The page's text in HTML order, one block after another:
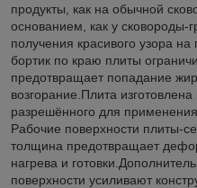
продукты, как на обычной
основанием, как у сковороды-
получения красивого узора
бортик по краю плиты
предотвращает попадание
возгорание.Плита изготовлена
разрешённого для
Рабочие поверхности плиты-
толщина предотвращает
нагрева и
поверхности усиливают